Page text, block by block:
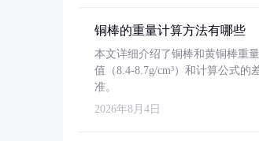
铜棒的重量计算方法有哪些
本文详细介绍了铜棒和黄铜棒重
值（8.4-8.7g/cm³）和计算公式
准。
2026年8月4日